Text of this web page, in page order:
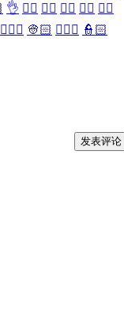
👌 👈🏻 👉🏻 👆🏻 👇🏻 ☝🏻
👳🏻‍♀️ 👳🏻 👮🏻‍♀️ 👮🏻